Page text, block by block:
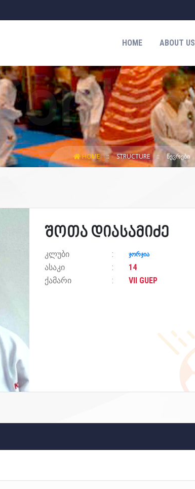
HOME ABOUT US
HOME STRUCTURE ᲬᲔᲕᲠᲔᲑᲘ
შოთა დიასამიძე
კლუბი ჯორჯია
ასაკი
14
ქამარი
VII GUEP